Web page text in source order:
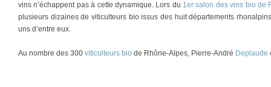
vins n’échappent pas à cette dynamique. Lors du 1er salon des vins bio de
plusieurs dizaines de viticulteurs bio issus des huit départements
uns d’entre eux.
Au nombre des 300 viticulteurs bio de Rhône-Alpes, Pierre-André Deplaude